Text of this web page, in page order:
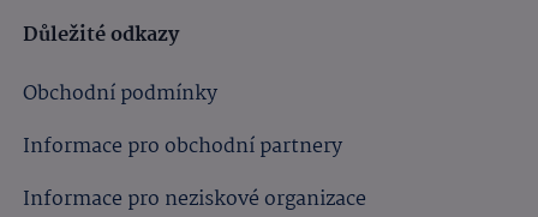
Důležité odkazy
Obchodní podmínky
Informace pro obchodní partnery
Informace pro neziskové organizace